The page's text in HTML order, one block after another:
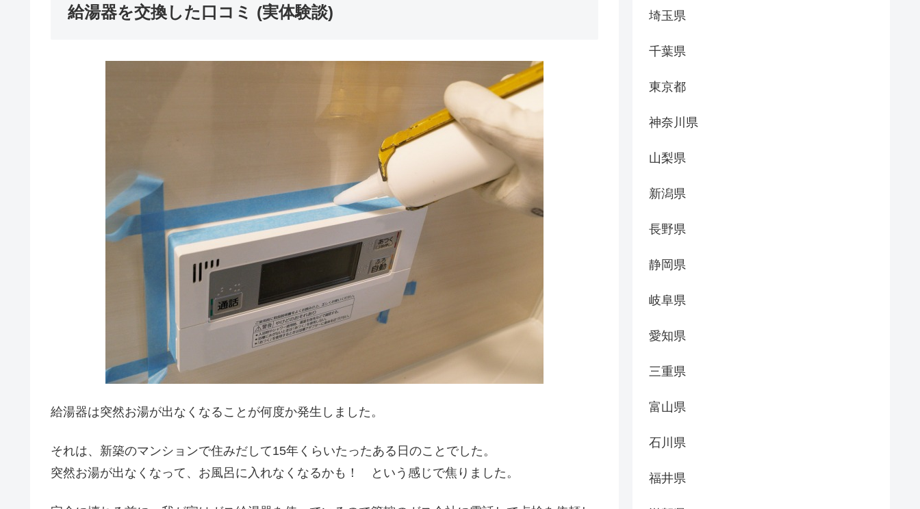
給湯器を交換した口コミ (実体験談)
給湯器は突然お湯が出なくなることが何度か発生しました。
それは、新築のマンションで住みだして15年くらいたったある日のことでした。
突然お湯が出なくなって、お風呂に入れなくなるかも！ という感じで焦りました。
埼玉県
千葉県
東京都
神奈川県
山梨県
新潟県
長野県
静岡県
岐阜県
愛知県
三重県
富山県
石川県
福井県